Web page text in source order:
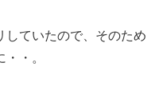
していたので、そのため
・。